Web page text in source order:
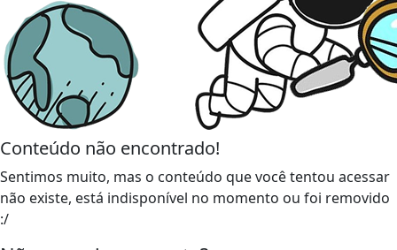
Conteúdo não encontrado!
Sentimos muito, mas o conteúdo que você tentou acessar
não existe, está indisponível no momento ou foi removido
:/